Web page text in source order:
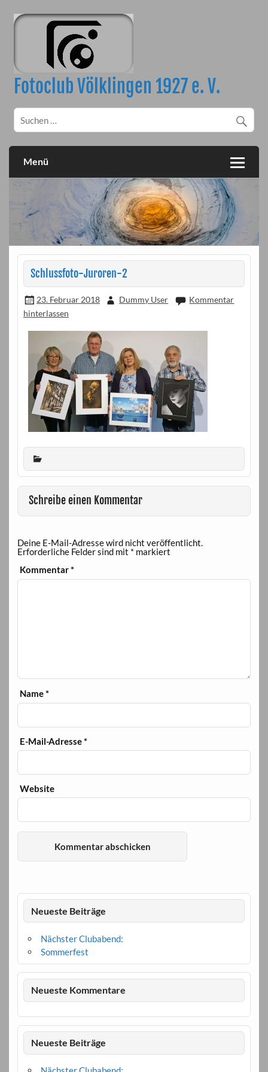
content
Fotoclub Völklingen 1927 e. V.
Menü
Schlussfoto-Juroren-2
23. Februar 2018 Dummy User
Kommentar
hinterlassen
Schreibe einen Kommentar
Deine E-Mail-Adresse wird nicht veröffentlicht.
Erforderliche Felder sind mit * markiert
Kommentar*
Name*
E-Mail-Adresse*
Website
Neueste Beiträge
Nächster Clubabend:
Sommerfest
Neueste Kommentare
Neueste Beiträge